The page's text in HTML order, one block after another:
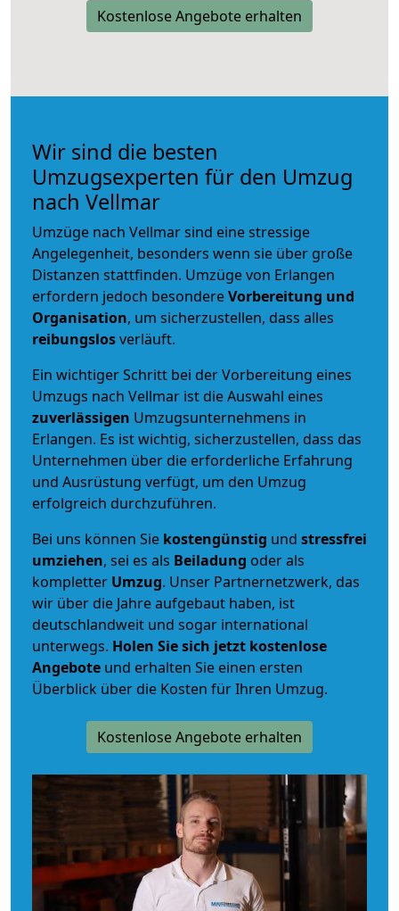
Kostenlose Angebote erhalten
Wir sind die besten
Umzugsexperten für den Umzug
nach Vellmar
Umzüge nach Vellmar sind eine stressige
Angelegenheit, besonders wenn sie über große
Distanzen stattfinden. Umzüge von Erlangen
erfordern jedoch besondereVorbereitung und
Organisation, um sicherzustellen, dass alles
reibungslosverläuft.
Ein wichtiger Schritt bei der Vorbereitung eines
Umzugs nach Vellmar ist die Auswahl eines
zuverlässigen Umzugsunternehmens in
Erlangen. Es ist wichtig, sicherzustellen, dass das
Unternehmen über die erforderliche Erfahrung
und Ausrüstung verfügt, um den Umzug
erfolgreich durchzuführen.
Bei uns können Sie kostengünstig und stressfrei
umziehen, sei es als Beiladung oder als
kompletter Umzug. Unser Partnernetzwerk, das
wir über die Jahre aufgebaut haben, ist
deutschlandweit und sogar international
unterwegs. Holen Sie sich jetzt kostenlose
Angebote und erhalten Sie einen ersten
Überblick über die Kosten für Ihren Umzug.
Kostenlose Angebote erhalten